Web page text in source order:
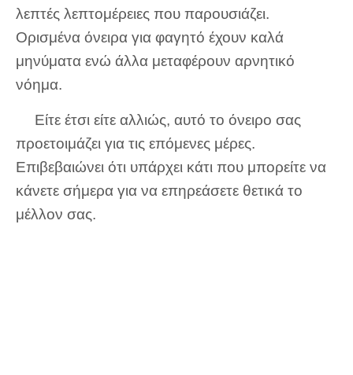
λεπτές λεπτομέρειες που παρουσιάζει.
Ορισμένα όνειρα για φαγητό έχουν καλά
μηνύματα ενώ άλλα μεταφέρουν αρνητικό
νόημα.
Είτε έτσι είτε αλλιώς, αυτό το όνειρο σας
προετοιμάζει για τις επόμενες μέρες.
Επιβεβαιώνει ότι υπάρχει κάτι που μπορείτε να
κάνετε σήμερα για να επηρεάσετε θετικά το
μέλλον σας.